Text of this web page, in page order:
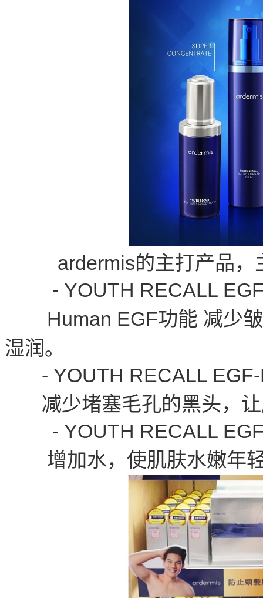
ardermis的主打产品，
- YOUTH RECALL EGF-
Human EGF功能 减少皱
湿润。
- YOUTH RECALL EGF-
减少堵塞毛孔的黑头，让
- YOUTH RECALL EGF-
增加水，使肌肤水嫩年